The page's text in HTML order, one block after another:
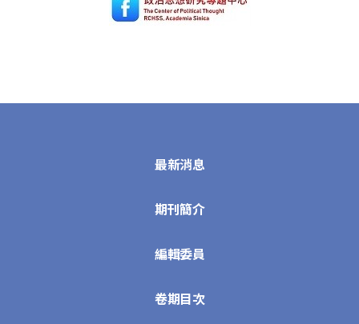
最新消息
期刊簡介
編輯委員
卷期目次